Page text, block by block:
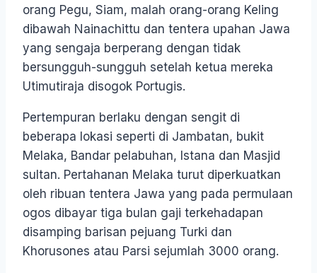
orang Pegu, Siam, malah orang-orang Keling
dibawah Nainachittu dan tentera upahan Jawa
yang sengaja berperang dengan tidak
bersungguh-sungguh setelah ketua mereka
Utimutiraja disogok Portugis.
Pertempuran berlaku dengan sengit di
beberapa lokasi seperti di Jambatan, bukit
Melaka, Bandar pelabuhan, Istana dan Masjid
sultan. Pertahanan Melaka turut diperkuatkan
oleh ribuan tentera Jawa yang pada permulaan
ogos dibayar tiga bulan gaji terkehadapan
disamping barisan pejuang Turki dan
Khorusones atau Parsi sejumlah 3000 orang.